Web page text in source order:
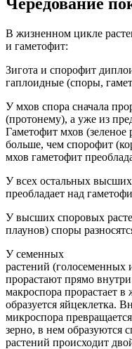
В жизненном цикле
и гаметофит:
Зигота и спорофит
гаплоидные (споры,
У мхов спора сначала
(протонему), а уже из
Гаметофит мхов (зеленое
больше, чем спорофит
мхов гаметофит
У всех остальных
преобладает над
У высших споровых
плаунов) споры
У семенных
растений
прорастают прямо
макроспора прорастает
образуется яйцеклетка.
микроспора
зерно, в нем образуются
растений происходит